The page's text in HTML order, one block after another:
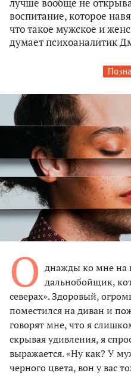
лучше вообще не
воспитание, которое
что такое мужское и
думает психоаналитик
О днажды ко мне на
дальнобойщик,
северах». Здоровый,
поместился на диван и
говорят мне, что я
скрывая удивления, я
выражается. «Ну как? У
черного цвета, вон у вас